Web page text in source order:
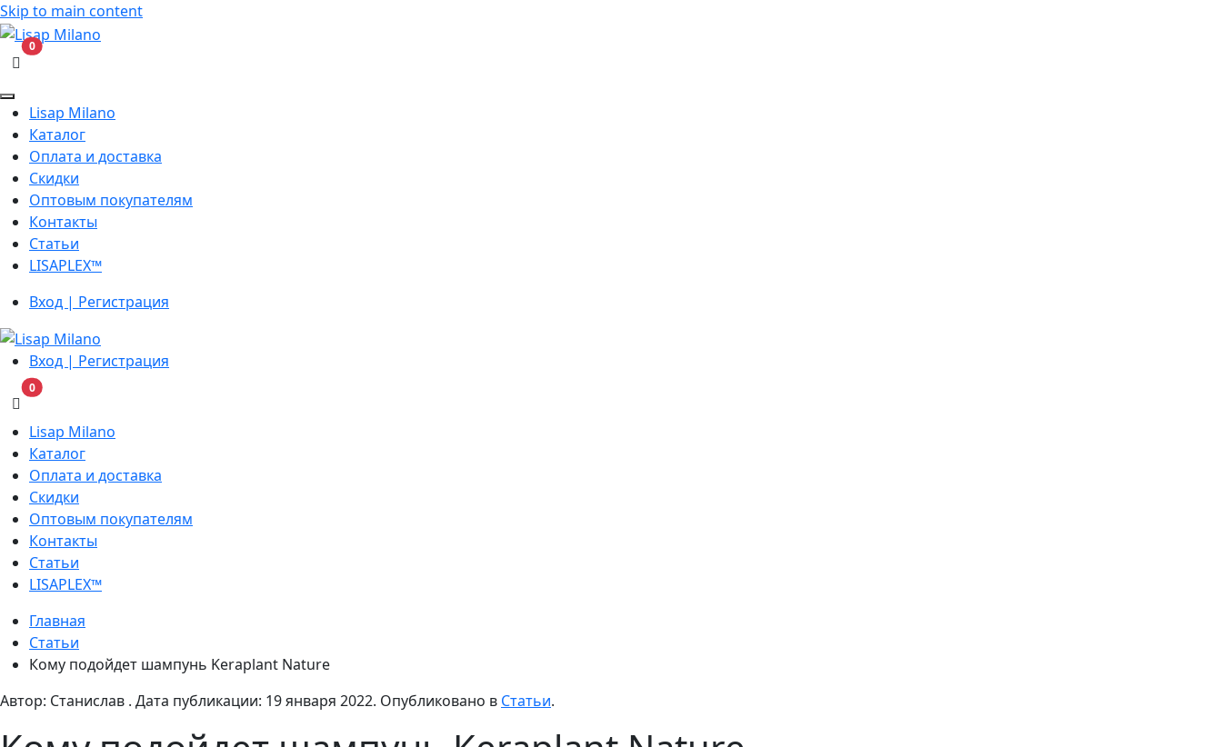
Skip to main content
0В корзину
Lisap Milano
Каталог
Оплата и доставка
Скидки
Оптовым покупателям
Контакты
Статьи
LISAPLEX™
Вход | Регистрация
Вход | Регистрация
0В корзину
Lisap Milano
Каталог
Оплата и доставка
Скидки
Оптовым покупателям
Контакты
Статьи
LISAPLEX™
Главная
Статьи
Кому подойдет шампунь Keraplant Nature
Автор: Cтанислав . Дата публикации: 19 января 2022. Опубликовано в Статьи.